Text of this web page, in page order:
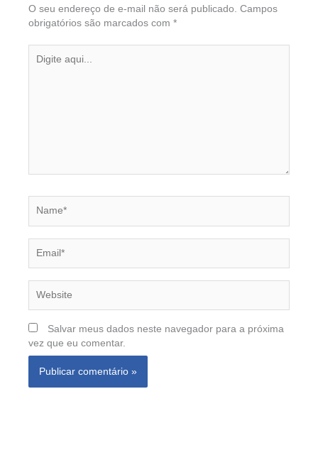
O seu endereço de e-mail não será publicado. Campos
obrigatórios são marcados com *
aqui...
Salvar meus dados neste navegador para a próxima
vez que eu comentar.